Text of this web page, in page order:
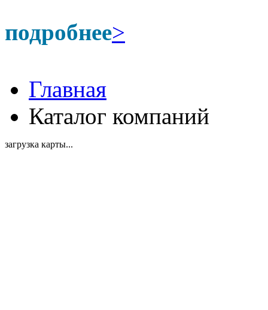
подробнее>
Главная
Каталог компаний
загрузка карты...